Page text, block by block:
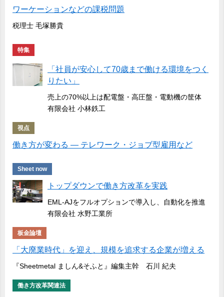
ワーケーションなどの課税問題
税理士 毛塚勝貴
特集
「社員が安心して70歳まで働ける環境をつく
りたい」
売上の70%以上は配電盤・高圧盤・電動機の筐体
有限会社 小林鉄工
視点
働き方が変わる ― テレワーク・ジョブ型雇用など
Sheet now
トップダウンで働き方改革を実践
EML-AJをフルオプションで導入し、自動化を推進
有限会社 水野工業所
板金論壇
「大廃業時代」を迎え、規模を追求する企業が増える
『Sheetmetal ましん&そふと』編集主幹 石川 紀夫
働き方改革関連法